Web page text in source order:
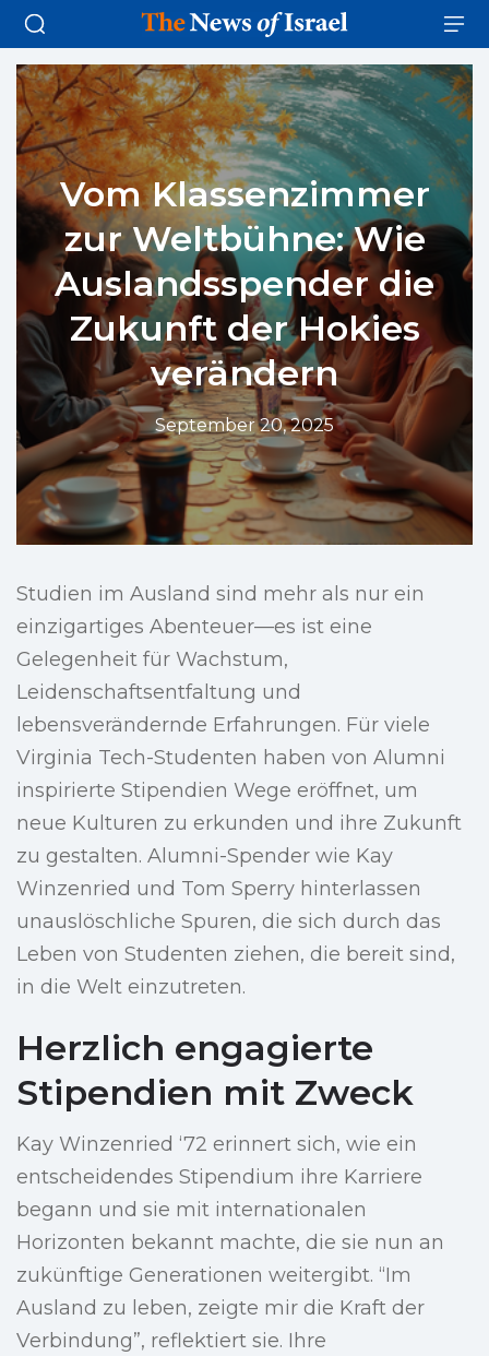
Vom Klassenzimmer
zur Weltbühne: Wie
Auslandsspender die
Zukunft der Hokies
verändern
September 20, 2025
Studien im Ausland sind mehr als nur ein
einzigartiges Abenteuer—es ist eine
Gelegenheit für Wachstum,
Leidenschaftsentfaltung und
lebensverändernde Erfahrungen. Für viele
Virginia Tech-Studenten haben von Alumni
inspirierte Stipendien Wege eröffnet, um
neue Kulturen zu erkunden und ihre Zukunft
zu gestalten. Alumni-Spender wie Kay
Winzenried und Tom Sperry hinterlassen
unauslöschliche Spuren, die sich durch das
Leben von Studenten ziehen, die bereit sind,
in die Welt einzutreten.
Herzlich engagierte
Stipendien mit Zweck
Kay Winzenried ‘72 erinnert sich, wie ein
entscheidendes Stipendium ihre Karriere
begann und sie mit internationalen
Horizonten bekannt machte, die sie nun an
zukünftige Generationen weitergibt. “Im
Ausland zu leben, zeigte mir die Kraft der
Verbindung”, reflektiert sie. Ihre